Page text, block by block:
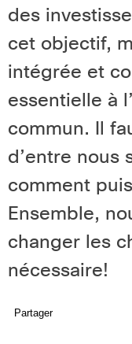
des
cet objectif,
intégrée et
essentielle à
commun. Il
d’entre nous
comment
Ensemble,
changer les
nécessaire!
Partager